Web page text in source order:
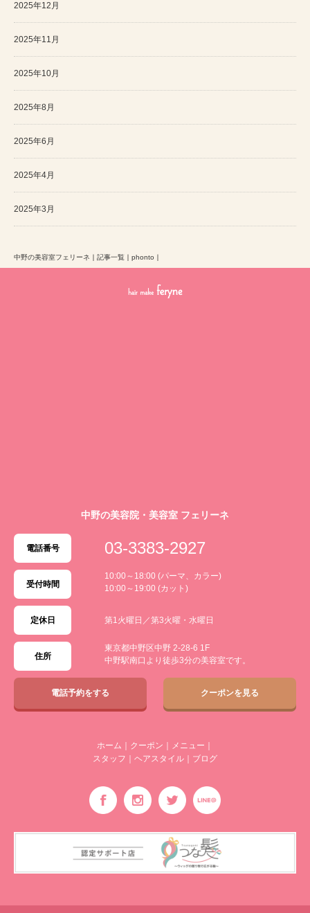
2025年12月
2025年11月
2025年10月
2025年8月
2025年6月
2025年4月
2025年3月
中野の美容室フェリーネ ｜ 記事一覧 ｜ phonto ｜
中野の美容院・美容室 フェリーネ
電話番号 03-3383-2927
受付時間
10:00～18:00 (パーマ、カラー)
10:00～19:00 (カット)
定休日 第1火曜日／第3火曜・水曜日
住所
東京都中野区中野 2-28-6 1F
中野駅南口より徒歩3分の美容室です。
電話予約をする クーポンを見る
ホーム クーポン メニュー
スタッフ
ヘアスタイル ブログ